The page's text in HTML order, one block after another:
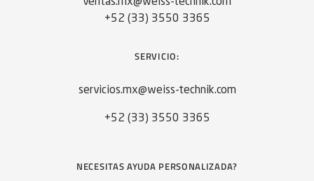
+52 (33) 3550 3365
SERVICIO:
servicios.mx@weiss-technik.com
+52 (33) 3550 3365
NECESITAS AYUDA PERSONALIZADA?